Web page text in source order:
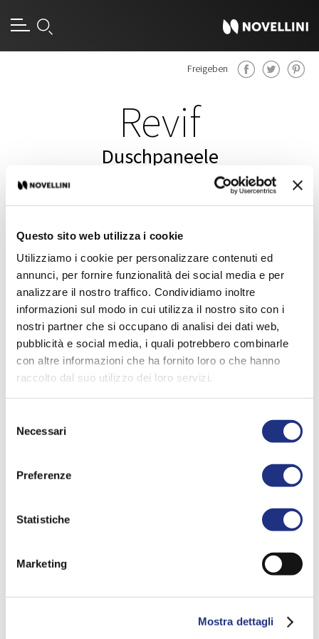
Questo sito web utilizza i cookie
Utilizziamo i cookie per personalizzare contenuti ed
annunci, per fornire funzionalità dei social media e per
analizzare il nostro traffico. Condividiamo inoltre
informazioni sul modo in cui utilizza il nostro sito con i
nostri partner che si occupano di analisi dei dati web,
pubblicità e social media, i quali potrebbero combinarle
con altre informazioni che ha fornito loro o che hanno
raccolto dal suo utilizzo dei loro servizi.
delNecessari
Preferenze
Statistiche
Marketing
Mostra dettagli
Freigeben
Revif
Duschpaneele
DIE RICHTIGE ERGÄNZUNG IHRER
DUSCHE IST EIN BAUSTEIN IN
IHREM WOHLBEFINDEN.